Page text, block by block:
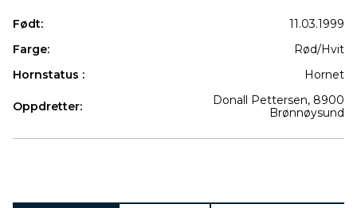
Født:
11.03.1999
Farge:
Rød/Hvit
Hornstatus :
Hornet
Oppdretter:
Donall Pettersen, 8900
Brønnøysund